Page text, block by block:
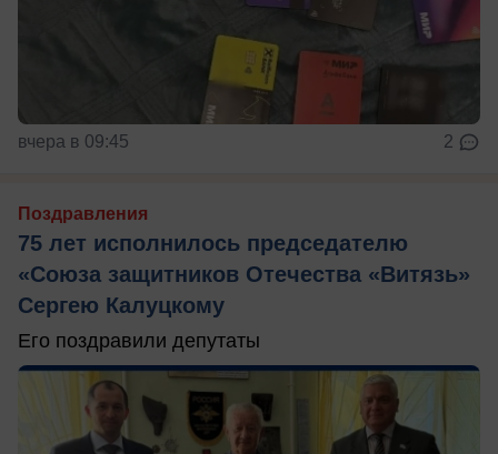
вчера в 09:45 2
Поздравления
75 лет исполнилось председателю
«Союза защитников Отечества «Витязь»
Сергею Калуцкому
Его поздравили депутаты